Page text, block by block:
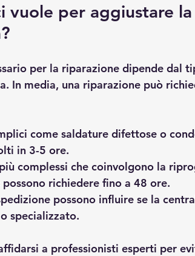
vuole per aggiustare
per la riparazione dipende dal
In media, una riparazione può
come saldature difettose o
in 3-5 ore.
complessi che coinvolgono la
richiedere fino a 48 ore.
possono influire se la
specializzato.
a professionisti esperti per